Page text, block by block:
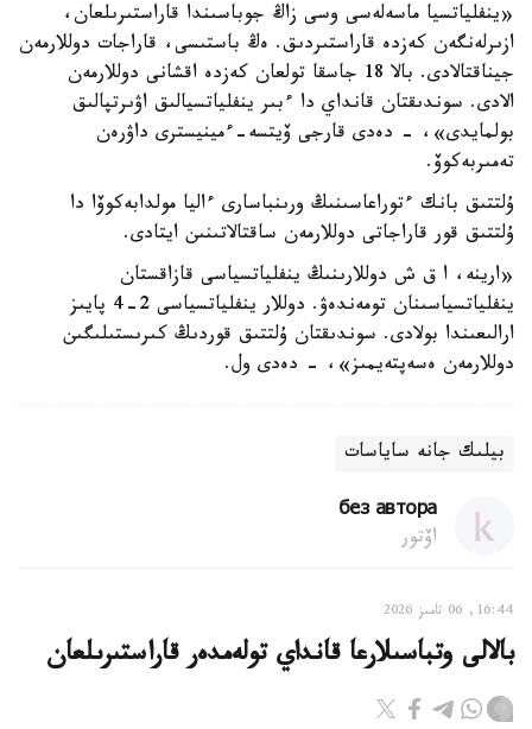
«ينفلياتسيا ماسەلەسى وسى زاڭ جوباسىندا قاراستىرىلعان،
ازىرلەنگەن كەزدە قاراستىردىق. ەڭ باستىسى، قاراجات دوللارمەن
جيناقتالادى. بالا 18 جاسقا تولعان كەزدە اقشانى دوللارمەن
الادى. سوندىقتان قانداي دا ءبىر ينفلياتسيالىق اۋىرتپالىق
بولمايدى»، - دەدى قارجى ۆيتسە-ءمينيسترى داۋرەن
تەمىربەكوۆ.
ۇلتتىق بانك ءتوراعاسىنىڭ ورىنباسارى ءاليا مولدابەكوۆا دا
ۇلتتىق قور قاراجاتى دوللارمەن ساقتالاتىنىن ايتادى.
«ارينە، ا ق ش دوللارىنىڭ ينفلياتسياسى قازاقستان
ينفلياتسياسىنان تومەندەۋ. دوللار ينفلياتسياسى 2-4 پايىز
ارالىعىندا بولادى. سوندىقتان ۇلتتىق قوردىڭ كىرىستىلىگىن
دوللارمەن ەسەپتەيمىز»، - دەدى ول.
بيلىك جانە ساياسات
без автора
اۆتور
16:44, 06 تامىز 2026
بالالى وتباسىلارعا قانداي تولەمدەر قاراستىرىلعان